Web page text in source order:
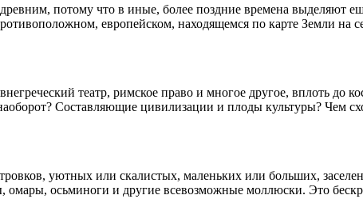
потому что в иные, более поздние времена выделяют
европейском, находящемся по карте Земли на
театр, римское право и многое другое, вплоть
Составляющие цивилизации и плоды культуры? Чем
уютных или скалистых, маленьких или больших,
омары, осьминоги и другие всевозможные моллюски. Это